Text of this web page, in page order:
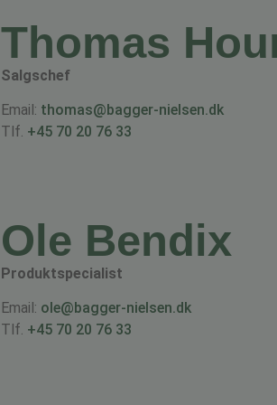
Thomas
Salgschef
Email: thomas@bagger-nielsen.dk
Tlf. +45 70 20 76 33
Ole Bendix
Produktspecialist
Email: ole@bagger-nielsen.dk
Tlf. +45 70 20 76 33